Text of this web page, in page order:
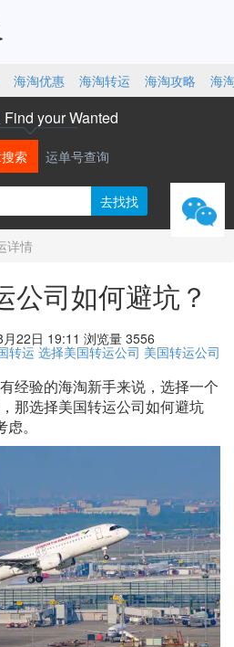
海淘优惠 海淘转运 海淘攻略 海
Find your Wanted
索 运单号查询
详情
公司如何避坑？
22日 19:11 浏览量 3556
转运 选择美国转运公司 美国转运公司
经验的海淘新手来说，选择一个
那选择美国转运公司如何避坑
。